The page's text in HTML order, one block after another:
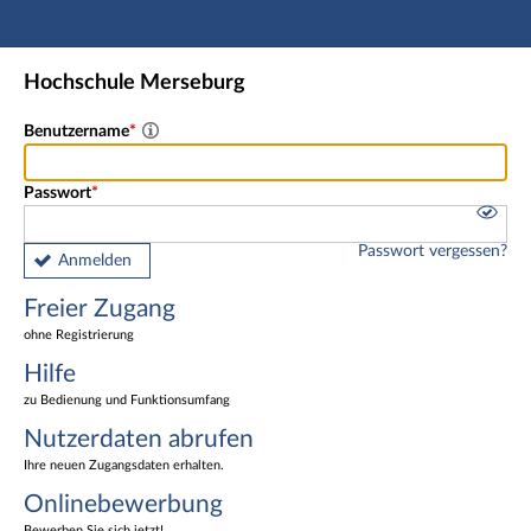
Hauptnavigation
Freier Zugang
Nutzerdaten abrufen
Fußzeile
Hochschule Merseburg
Benutzername
Passwort
Anmelden
Passwort vergessen?
Freier Zugang
ohne Registrierung
Hilfe
zu Bedienung und Funktionsumfang
Nutzerdaten abrufen
Ihre neuen Zugangsdaten erhalten.
Onlinebewerbung